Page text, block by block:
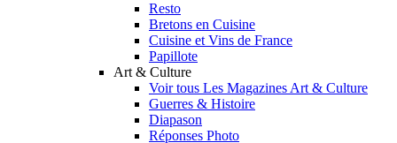
Resto
Bretons en Cuisine
Cuisine et Vins de France
Papillote
Art & Culture
Voir tous Les Magazines Art & Culture
Guerres & Histoire
Diapason
Réponses Photo